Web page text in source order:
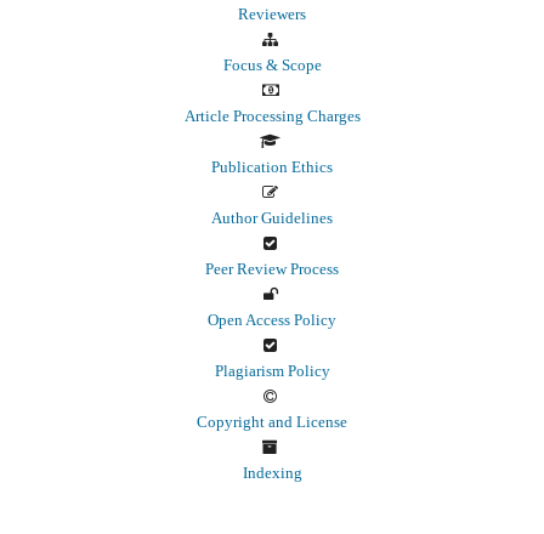
Reviewers
Focus & Scope
Article Processing Charges
Publication Ethics
Author Guidelines
Peer Review Process
Open Access Policy
Plagiarism Policy
Copyright and License
Indexing